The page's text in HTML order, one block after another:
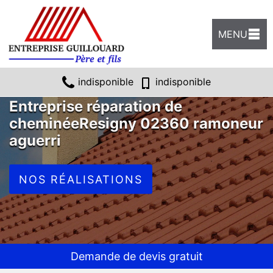
MENU
indisponible indisponible
Entreprise réparation de
cheminéeResigny 02360 ramoneur
aguerri
NOS RÉALISATIONS
Demande de devis gratuit